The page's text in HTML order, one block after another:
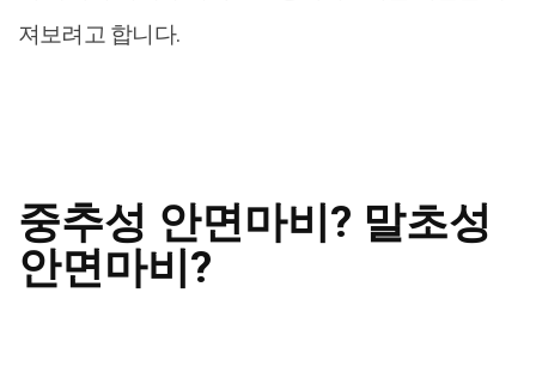
져보려고 합니다.
중추성 안면마비? 말초성
안면마비?